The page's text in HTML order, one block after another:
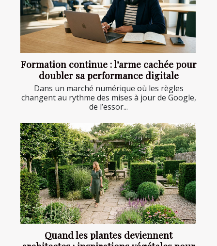
Formation continue : l’arme cachée pour
doubler sa performance digitale
Dans un marché numérique où les règles
changent au rythme des mises à jour de Google,
de l’essor...
Quand les plantes deviennent